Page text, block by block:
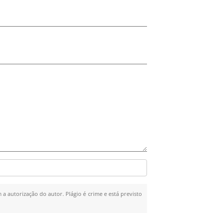
autorização do autor. Plágio é crime e está previsto